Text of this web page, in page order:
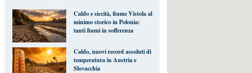
Caldo e siccità, fiume Vistola al
minimo storico in Polonia:
tanti fiumi in sofferenza
Caldo, nuovi record assoluti di
temperatura in Austria e
Slovacchia